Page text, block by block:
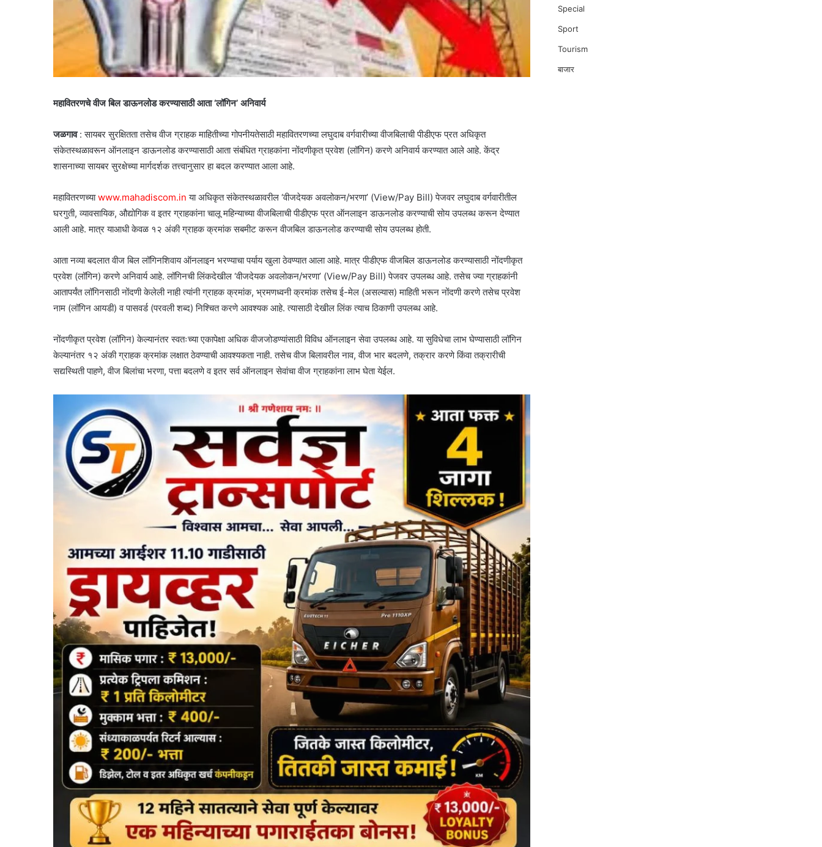
महावितरणचे वीज बिल डाऊनलोड करण्यासाठी आता ‘लॉगिन’ अनिवार्य
जळगाव: सायबर सुरक्षितता तसेच वीज ग्राहक माहितीच्या गोपनीयतेसाठी महावितरणच्या लघुदाब वर्गवारीच्या वीजबिलाची पीडीएफ प्रत अधिकृत
संकेतस्थळावरून ऑनलाइन डाऊनलोड करण्यासाठी आता संबंधित ग्राहकांना नोंदणीकृत प्रवेश (लॉगिन) करणे अनिवार्य करण्यात आले आहे. केंद्र
शासनाच्या सायबर सुरक्षेच्या मार्गदर्शक तत्त्वानुसार हा बदल करण्यात आला आहे.
महावितरणच्याwww.mahadiscom.in या अधिकृत संकेतस्थळावरील ‘वीजदेयक अवलोकन/भरणा’ (View/Pay Bill) पेजवर लघुदाब वर्गवारीतील
घरगुती, व्यावसायिक, औद्योगिक व इतर ग्राहकांना चालू महिन्याच्या वीजबिलाची पीडीएफ प्रत ऑनलाइन डाऊनलोड करण्याची सोय उपलब्ध करून देण्यात
आली आहे. मात्र याआधी केवळ १२ अंकी ग्राहक क्रमांक सबमीट करून वीजबिल डाऊनलोड करण्याची सोय उपलब्ध होती.
आता नव्या बदलात वीज बिल लॉगिनशिवाय ऑनलाइन भरण्याचा पर्याय खुला ठेवण्यात आला आहे. मात्र पीडीएफ वीजबिल डाऊनलोड करण्यासाठी नोंदणीकृत
प्रवेश (लॉगिन) करणे अनिवार्य आहे. लॉगिनची लिंकदेखील ‘वीजदेयक अवलोकन/भरणा’ (View/Pay Bill) पेजवर उपलब्ध आहे. तसेच ज्या ग्राहकांनी
आतापर्यंत लॉगिनसाठी नोंदणी केलेली नाही त्यांनी ग्राहक क्रमांक, भ्रमणध्वनी क्रमांक तसेच ई-मेल (असल्यास) माहिती भरून नोंदणी करणे तसेच प्रवेश
नाम (लॉगिन आयडी) व पासवर्ड (परवली शब्द) निश्चित करणे आवश्यक आहे. त्यासाठी देखील लिंक त्याच ठिकाणी उपलब्ध आहे.
नोंदणीकृत प्रवेश (लॉगिन) केल्यानंतर स्वतःच्या एकापेक्षा अधिक वीजजोडण्यांसाठी विविध ऑनलाइन सेवा उपलब्ध आहे. या सुविधेचा लाभ घेण्यासाठी लॉगिन
केल्यानंतर १२ अंकी ग्राहक क्रमांक लक्षात ठेवण्याची आवश्यकता नाही. तसेच वीज बिलावरील नाव, वीज भार बदलणे, तक्रार करणे किंवा तक्रारीची
सद्यस्थिती पाहणे, वीज बिलांचा भरणा, पत्ता बदलणे व इतर सर्व ऑनलाइन सेवांचा वीज ग्राहकांना लाभ घेता येईल.
Special
Sport
Tourism
बाजार